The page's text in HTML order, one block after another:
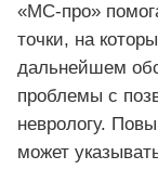
«МС‑про»
точки, на
дальнейшем
проблемы с
неврологу.
может